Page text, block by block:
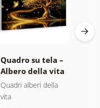
Quadro su tela –
Albero della vita
magia dorata
Quadri alberi della
vita